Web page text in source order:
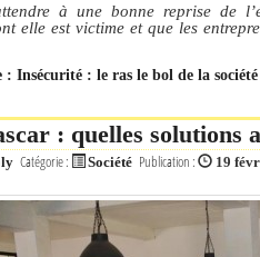
à une bonne reprise de
elle est victime et que les
Insécurité : le ras le bol de la
: quelles solutions
Catégorie : Société Publication : 19